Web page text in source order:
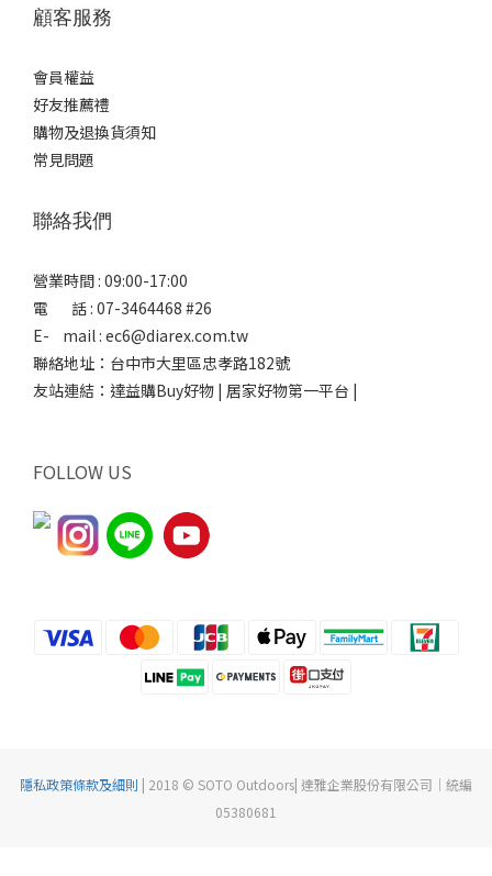
顧客服務
會員權益
好友推薦禮
購物及退換貨須知
常見問題
聯絡我們
營業時間 : 09:00-17:00
電 話 : 07-3464468 #26
E- mail : ec6@diarex.com.tw
聯絡地址：台中市大里區忠孝路182號
友站連結： 達益購Buy好物 | 居家好物第一平台 |
FOLLOW US
隱私政策條款及細則 | 2018 © SOTO Outdoors| 達雅企業股份有限公司｜統編
05380681